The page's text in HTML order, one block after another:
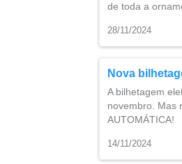
de toda a
28/11/2024
Nova
A bilhetagem
novembro. Mas
AUTOMÁTICA!
14/11/2024